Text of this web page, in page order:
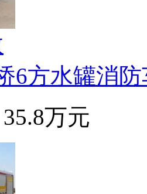
6方水罐消
万元